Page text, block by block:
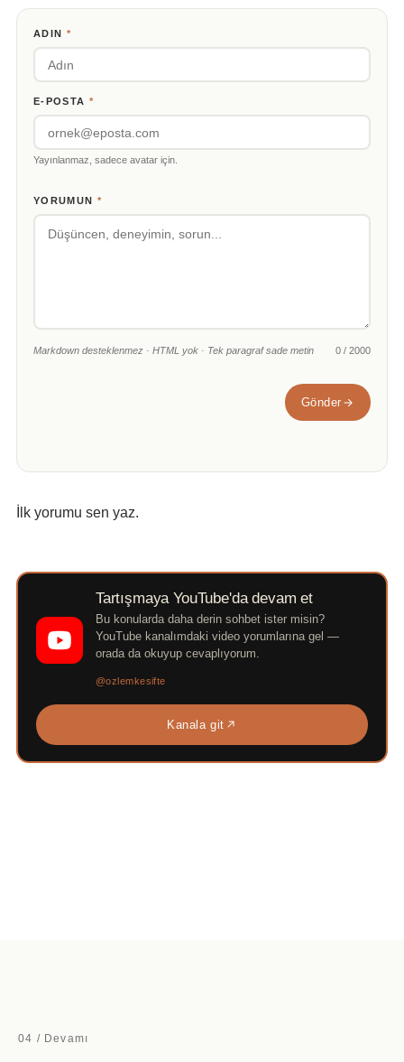
ADIN *
E-POSTA *
Yayınlanmaz, sadece avatar için.
YORUMUN *
Markdown desteklenmez · HTML yok · Tek paragraf sade metin 0 / 2000
Gönder
İlk yorumu sen yaz.
Tartışmaya YouTube'da devam et
Bu konularda daha derin sohbet ister misin?
YouTube kanalımdaki video yorumlarına gel —
orada da okuyup cevaplıyorum.
@ozlemkesifte
Kanala git
04 / Devamı